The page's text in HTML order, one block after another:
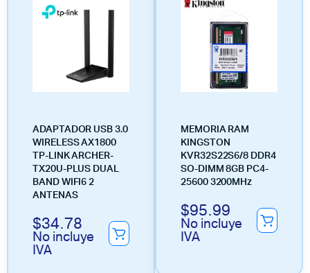
ADAPTADOR USB 3.0
WIRELESS AX1800
TP-LINK ARCHER-
TX20U-PLUS DUAL
BAND WIFI6 2
ANTENAS
$34.78
No incluye
IVA
MEMORIA RAM
KINGSTON
KVR32S22S6/8 DDR4
SO-DIMM 8GB PC4-
25600 3200MHz
$95.99
No incluye
IVA